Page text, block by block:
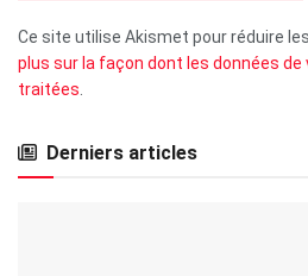
Ce site utilise Akismet pour réduire
plus sur la façon dont les données
traitées
Derniers articles